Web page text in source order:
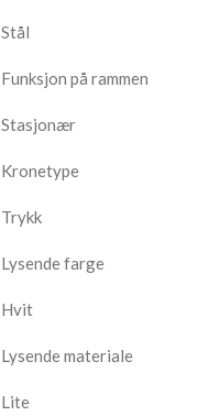
Stål
Funksjon på rammen
Stasjonær
Kronetype
Trykk
Lysende farge
Hvit
Lysende materiale
Lite